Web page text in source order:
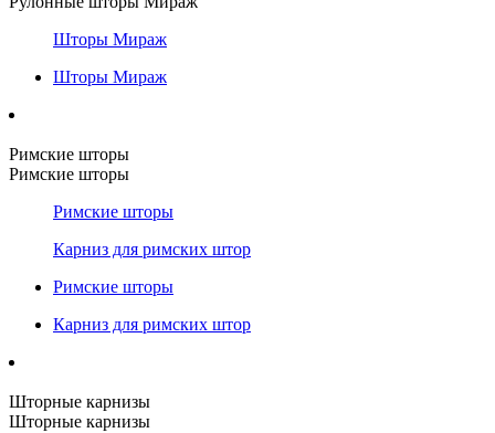
Шторы Мираж
Шторы Мираж
Римские шторы
Римские шторы
Римские шторы
Карниз для римских штор
Римские шторы
Карниз для римских штор
Шторные карнизы
Шторные карнизы